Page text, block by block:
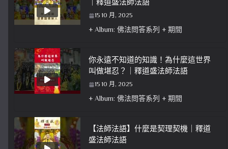
｜釋道盛法師法語
15 10 月, 2025
+ Album: 佛法問答系列 + 期間
你永遠不知道的知識！為什麼這世界
叫做堪忍？｜釋道盛法師法語
15 10 月, 2025
+ Album: 佛法問答系列 + 期間
【法師法語】什麼是契理契機｜釋道
盛法師法語